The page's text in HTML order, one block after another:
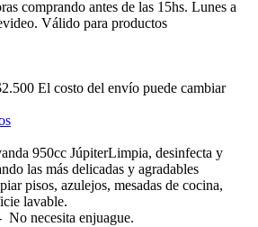
comprando antes de las 15hs. Lunes a
Válido para productos
El costo del envío puede cambiar
950cc JúpiterLimpia, desinfecta y
las más delicadas y agradables
pisos, azulejos, mesadas de cocina,
lavable.
No necesita enjuague.